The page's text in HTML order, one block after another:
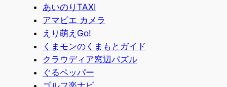
あいのりTAXI
アマビエ カメラ
えり萌えGo!
くまモンのくまもとガイド
クラウディア窓辺パズル
ぐるペッパー